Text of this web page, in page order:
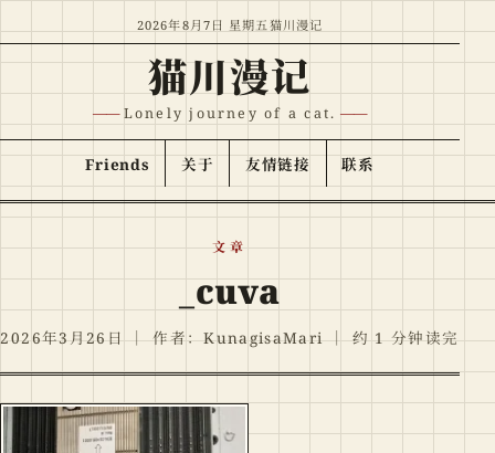
2026年8月7日 星期五 猫川漫记
猫川漫记
Lonely journey of a cat.
Friends 关于 友情链接 联系
文章
_cuva
2026年3月26日｜作者：KunagisaMari｜约 1 分钟读完